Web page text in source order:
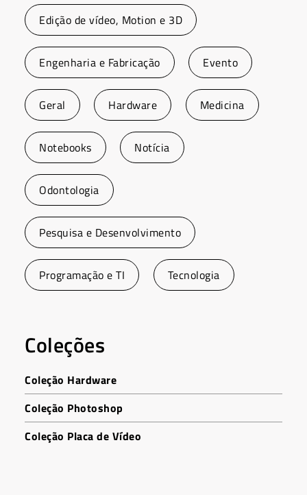
Edição de vídeo, Motion e 3D
Engenharia e Fabricação Evento
Geral Hardware Medicina
Notebooks Notícia
Odontologia
Pesquisa e Desenvolvimento
Programação e TI Tecnologia
Coleções
Coleção Hardware
Coleção Photoshop
Coleção Placa de Vídeo